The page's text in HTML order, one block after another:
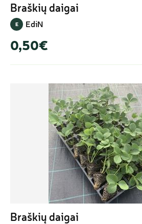
Braškių daigai
E EdiN
0,50€
Braškių daigai